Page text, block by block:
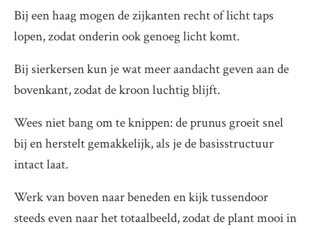
Bij een haag mogen de zijkanten recht of licht taps
lopen, zodat onderin ook genoeg licht komt.
Bij sierkersen kun je wat meer aandacht geven aan de
bovenkant, zodat de kroon luchtig blijft.
Wees niet bang om te knippen: de prunus groeit snel
bij en herstelt gemakkelijk, als je de basisstructuur
intact laat.
Werk van boven naar beneden en kijk tussendoor
steeds even naar het totaalbeeld, zodat de plant mooi in